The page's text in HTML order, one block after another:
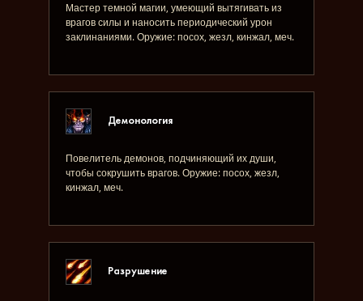
Мастер темной магии, умеющий вытягивать из
врагов силы и наносить периодический урон
заклинаниями. Оружие: посох, жезл, кинжал, меч.
Демонология
Повелитель демонов, подчиняющий их души,
чтобы сокрушить врагов. Оружие: посох, жезл,
кинжал, меч.
Разрушение